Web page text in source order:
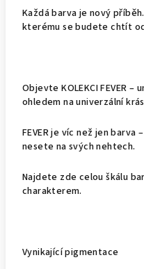
Každá barva je nový
kterému se budete chtít
Objevte KOLEKCI FEVER
ohledem na univerzální
FEVER je víc než jen
nesete na svých nehtech.
Najdete zde celou škálu
charakterem.
Vynikající pigmentace